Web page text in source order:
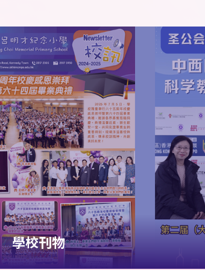
學校刊物